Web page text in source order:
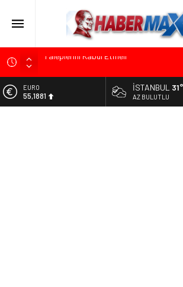
TOKDEF Başkanı Fevzi Can
Çevrecik Büşürüm Yayla Şenliği’nde
ALTIN
6.660,55
İSTANBUL
AZ BULUTLU